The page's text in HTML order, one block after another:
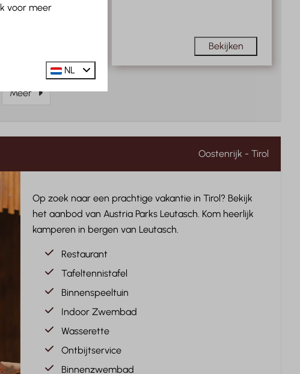
apart toilet
Bekijken
Meer
Oostenrijk - Tirol
Op zoek naar een prachtige vakantie in Tirol? Bekijk
het aanbod van Austria Parks Leutasch. Kom heerlijk
kamperen in bergen van Leutasch.
Restaurant
Tafeltennistafel
Binnenspeeltuin
Indoor Zwembad
Wasserette
Ontbijtservice
Binnenzwembad
voor meer
NL